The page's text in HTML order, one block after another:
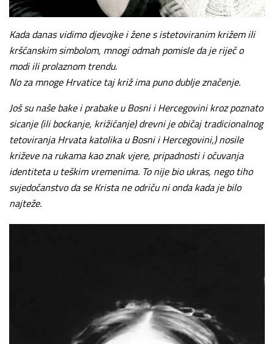
Kada danas vidimo djevojke i žene s istetoviranim križem ili
kršćanskim simbolom, mnogi odmah pomisle da je riječ o
modi ili prolaznom trendu.
No za mnoge Hrvatice taj križ ima puno dublje značenje.
Još su naše bake i prabake u Bosni i Hercegovini kroz poznato
sicanje (ili bockanje, križićanje) drevni je običaj tradicionalnog
tetoviranja Hrvata katolika u Bosni i Hercegovini,) nosile
križeve na rukama kao znak vjere, pripadnosti i očuvanja
identiteta u teškim vremenima. To nije bio ukras, nego tiho
svjedočanstvo da se Krista ne odriču ni onda kada je bilo
najteže.